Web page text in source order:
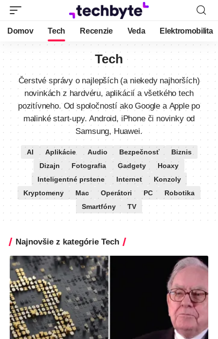
Domov Tech Recenzie Veda Elektromobilita
Tech
Čerstvé správy o najlepších (a niekedy najhorších)
novinkách z hardvéru, aplikácií a všetkého tech
pozitívneho. Od spoločností ako Google a Apple po
malinké start-upy. Android, iPhone či novinky od
Samsung, Huawei.
AI Aplikácie Audio Bezpečnosť
Biznis
Dizajn
Fotografia Gadgety
Hoaxy
Inteligentné prstene
Internet
Konzoly
Kryptomeny
Mac Operátori PC
Robotika
Smartfóny
TV
Najnovšie z kategórie Tech